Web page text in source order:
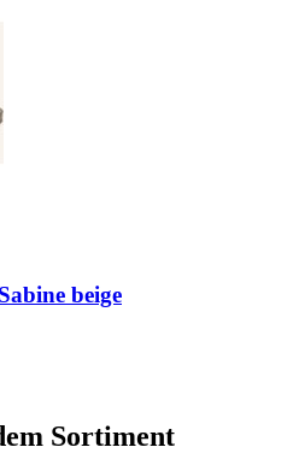
beige
Sortiment